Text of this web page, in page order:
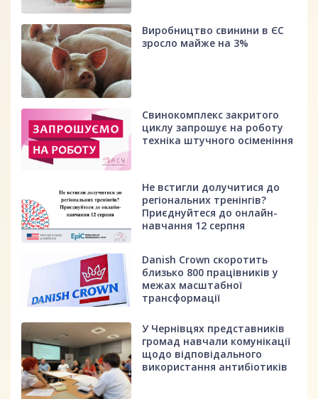
Виробництво свинини в ЄС
зросло майже на 3%
Свинокомплекс закритого
циклу запрошує на роботу
техніка штучного осіменіння
Не встигли долучитися до
регіональних тренінгів?
Приєднуйтеся до онлайн-
навчання 12 серпня
Danish Crown скоротить
близько 800 працівників у
межах масштабної
трансформації
У Чернівцях представників
громад навчали комунікації
щодо відповідального
використання антибіотиків